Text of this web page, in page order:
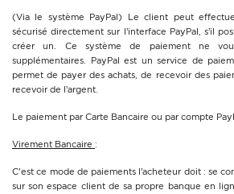
(Via le système PayPal) Le client peut
sécurisé directement sur l’interface PayPal, s’il
créer un. Ce système de paiement ne
supplémentaires. PayPal est un service de
permet de payer des achats, de recevoir des
recevoir de l’argent.
Le paiement par Carte Bancaire ou par compte
Virement Bancaire :
C'est ce mode de paiements l’acheteur doit : se
sur son espace client de sa propre banque en